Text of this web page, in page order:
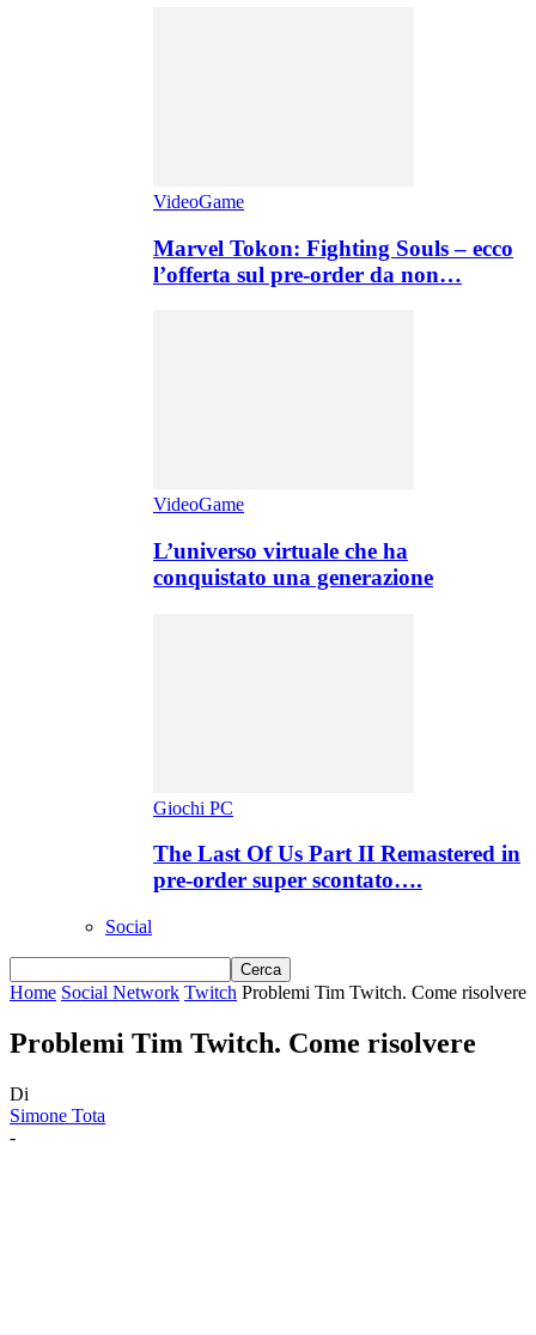
VideoGame
Marvel Tokon: Fighting Souls – ecco
l’offerta sul pre-order da non…
VideoGame
L’universo virtuale che ha
conquistato una generazione
Giochi PC
The Last Of Us Part II Remastered in
pre-order super scontato….
Social
Home Social Network Twitch Problemi Tim Twitch. Come risolvere
Problemi Tim Twitch. Come risolvere
Di
Simone Tota
-